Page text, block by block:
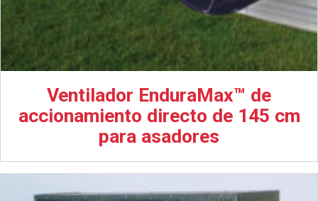
Ventilador EnduraMax™ de
accionamiento directo de 145 cm
para asadores